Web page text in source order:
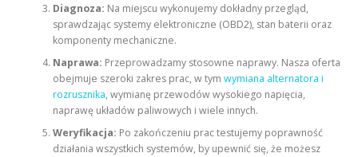
Diagnoza: Na miejscu wykonujemy dokładny przegląd,
sprawdzając systemy elektroniczne (OBD2), stan baterii oraz
komponenty mechaniczne.
Naprawa: Przeprowadzamy stosowne naprawy. Nasza oferta
obejmuje szeroki zakres prac, w tym wymiana alternatora i
rozrusznika, wymianę przewodów wysokiego napięcia,
naprawę układów paliwowych i wiele innych.
Weryfikacja: Po zakończeniu prac testujemy poprawność
działania wszystkich systemów, by upewnić się, że możesz